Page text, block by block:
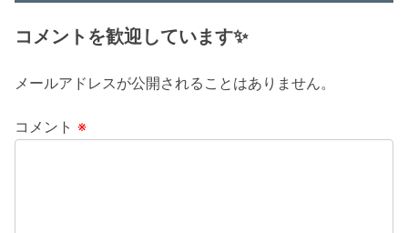
コメントを歓迎しています✨
メールアドレスが公開されることはありません。
コメント ※